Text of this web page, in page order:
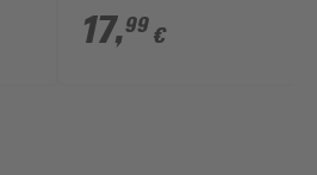
17,99 €